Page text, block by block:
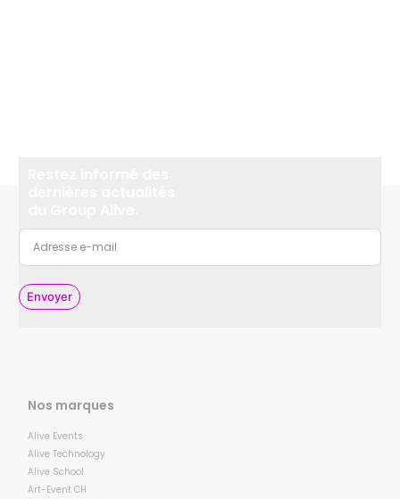
Envoyer
Nos marques
Alive Events
Alive Technology
Alive School
Art-Event CH